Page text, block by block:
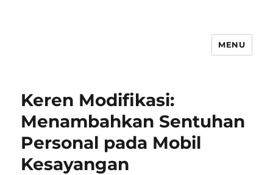
MENU
Keren Modifikasi:
Menambahkan Sentuhan
Personal pada Mobil
Kesayangan